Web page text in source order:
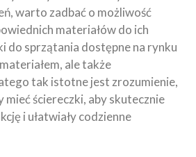
warto zadbać o możliwość
materiałów do ich
do sprzątania dostępne na rynku
ale także
tak istotne jest zrozumienie,
mieć ściereczki, aby skutecznie
i ułatwiały codzienne